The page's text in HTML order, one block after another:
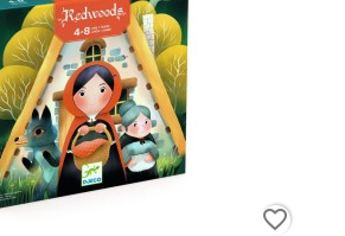
favorite_border